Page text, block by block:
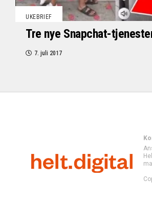
UKEBRIEF
Tre nye Snapchat-
7. juli 2017